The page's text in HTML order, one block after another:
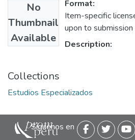
No
Thumbnail
Available
Format:
Item-specific
upon to submission
Description:
Collections
Estudios Especializados
Siguenos en